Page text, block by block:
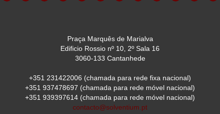
Praça Marquês de Marialva
Edificio Rossio nº 10, 2º Sala 16
3060-133 Cantanhede
+351 231422006 (chamada para rede fixa nacional)
+351 937478697 (chamada para rede móvel nacional)
+351 939397614 (chamada para rede móvel nacional)
contacto@solventium.pt